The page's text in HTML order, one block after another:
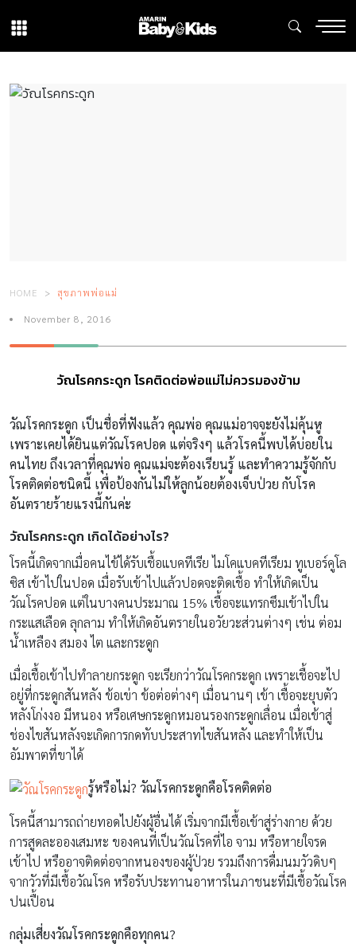
HOME สุขภาพพ่อแม่
November 8, 2016
วัณโรคกระดูก โรคติดต่อพ่อแม่ไม่ควรมองข้าม
วัณโรคกระดูก เป็นชื่อที่ฟังแล้ว คุณพ่อ คุณแม่อาจจะยังไม่คุ้นหู
เพราะเคยได้ยินแต่วัณโรคปอด แต่จริงๆ แล้วโรคนี้พบได้บ่อยใน
คนไทย ถึงเวลาที่คุณพ่อ คุณแม่จะต้องเรียนรู้ และทำความรู้จักกับ
โรคติดต่อชนิดนี้ เพื่อป้องกันไม่ให้ลูกน้อยต้องเจ็บป่วย กับโรค
อันตรายร้ายแรงนี้กันค่ะ
วัณโรคกระดูก เกิดได้อย่างไร?
โรคนี้เกิดจากเมื่อคนไข้ได้รับเชื้อแบคทีเรีย ไมโคแบคทีเรียม ทูเบอร์คูโล
ซิส เข้าไปในปอด เมื่อรับเข้าไปแล้วปอดจะติดเชื้อ ทำให้เกิดเป็น
วัณโรคปอด แต่ในบางคนประมาณ 15% เชื้อจะแทรกซึมเข้าไปใน
กระแสเลือด ลุกลาม ทำให้เกิดอันตรายในอวัยวะส่วนต่างๆ เช่น ต่อม
น้ำเหลือง สมอง ไต และกระดูก
เมื่อเชื้อเข้าไปทำลายกระดูก จะเรียกว่าวัณโรคกระดูก เพราะเชื้อจะไป
อยู่ที่กระดูกสันหลัง ข้อเข่า ข้อต่อต่างๆ เมื่อนานๆ เข้า เชื้อจะยุบตัว
หลังโก่งงอ มีหนอง หรือเศษกระดูกหมอนรองกระดูกเลื่อน เมื่อเข้าสู่
ช่องไขสันหลังจะเกิดการกดทับประสาทไขสันหลัง และทำให้เป็น
อัมพาตที่ขาได้
รู้หรือไม่? วัณโรคกระดูกคือโรคติดต่อ
โรคนี้สามารถถ่ายทอดไปยังผู้อื่นได้ เริ่มจากมีเชื้อเข้าสู่ร่างกาย ด้วย
การสูดละอองเสมหะ ของคนที่เป็นวัณโรคที่ไอ จาม หรือหายใจรด
เข้าไป หรืออาจติดต่อจากหนองของผู้ป่วย รวมถึงการดื่มนมวัวดิบๆ
จากวัวที่มีเชื้อวัณโรค หรือรับประทานอาหารในภาชนะที่มีเชื้อวัณโรค
ปนเปื้อน
กลุ่มเสี่ยงวัณโรคกระดูกคือทุกคน?